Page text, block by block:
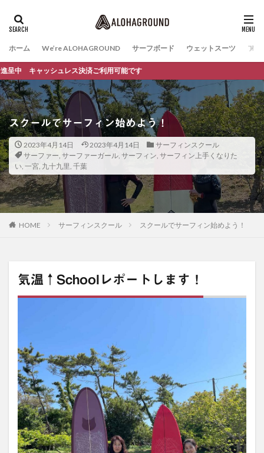
ホーム We’re ALOHAGROUND サーフボード ウェットスーツ ファ
ュレス決済ご利用可能です
スクールでサーフィン始めよう！
2023年4月14日 2023年4月14日
サーフィンスクール
サーファー, サーファーガール, サーフィン, サーフィン上手くなりた
い, 一宮, 九十九里, 千葉
HOME サーフィンスクール スクールでサーフィン始めよう！
気温↑Schoolレポートします！